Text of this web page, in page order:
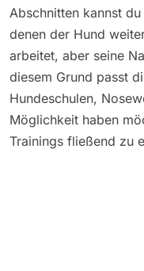
Abschnitten kannst
denen der Hund
arbeitet, aber seine
diesem Grund passt
Hundeschulen,
Möglichkeit haben
Trainings fließend zu